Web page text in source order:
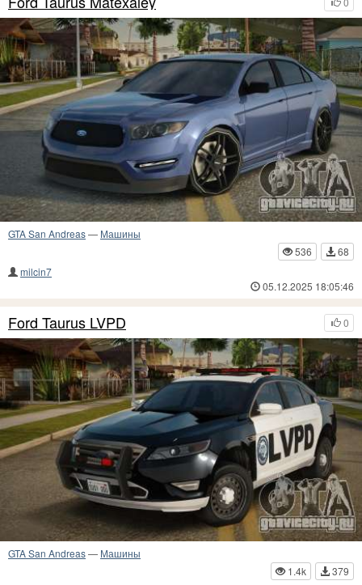
GTA San Andreas— Машины
536
68
milcin7
05.12.2025 18:05:46
0
Ford Taurus LVPD
GTA San Andreas— Машины
1.4k
379